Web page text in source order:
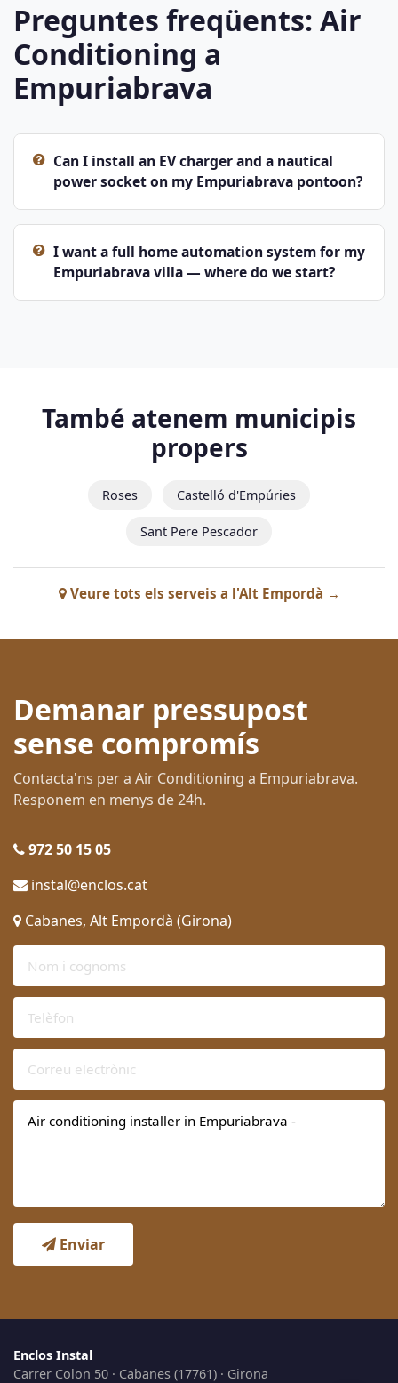
Preguntes freqüents: Air
Conditioning a
Empuriabrava
Can I install an EV charger and a nautical
power socket on my Empuriabrava pontoon?
I want a full home automation system for my
Empuriabrava villa — where do we start?
També atenem municipis
propers
Roses Castelló d'Empúries
Sant Pere Pescador
Veure tots els serveis a l'Alt Empordà →
Demanar pressupost
sense compromís
Contacta'ns per a Air Conditioning a Empuriabrava.
Responem en menys de 24h.
972 50 15 05
instal@enclos.cat
Cabanes, Alt Empordà (Girona)
Enviar
Enclos Instal
Carrer Colon 50 · Cabanes (17761) · Girona